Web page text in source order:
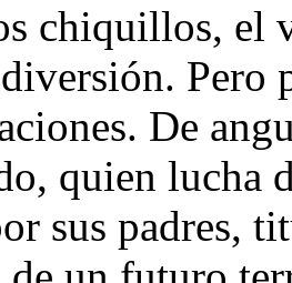
chiquillos, el
Pero
De
quien lucha
sus padres,